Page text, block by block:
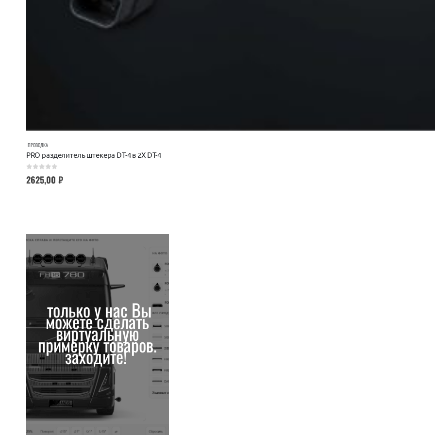
ПРОВОДКА
PRO разделитель штекера DT-4 в 2X DT-4
2625,00 ₽
только у нас Вы
можете сделать
виртуальную
примерку товаров.
заходите!